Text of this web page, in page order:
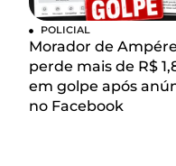
POLICIAL
Morador de Ampére
perde mais de R$
em golpe após
no Facebook